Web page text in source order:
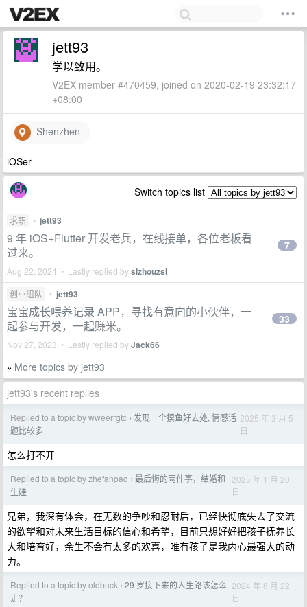
jett93
学以致用。
V2EX member #470459, joined on 2020-02-19 23:32:17
+08:00
Shenzhen
iOSer
Switch topics list
求职 • jett93
9 年 iOS+Flutter 开发老兵，在线接单，各位老板看
过来。
Aug 22, 2024 • Lastly replied byslzhouzsl
7
创业组队 • jett93
宝宝成长喂养记录 APP，寻找有意向的小伙伴，一
起参与开发，一起赚米。
Nov 27, 2023 • Lastly replied byJack66
33
» More topics by jett93
jett93's recent replies
Replied to a topic by wweerrgtc › 发现一个摸鱼好去处, 情感话
题比较多
2025 年 3 月 5
日
怎么打不开
Replied to a topic by zhefanpao › 最后悔的两件事，结婚和
生娃
2025 年 1 月 20
日
兄弟，我深有体会，在无数的争吵和忍耐后，已经快彻底失去了交流
的欲望和对未来生活目标的信心和希望，目前只想好好把孩子抚养长
大和培育好，余生不会有太多的欢喜，唯有孩子是我内心最强大的动
力。
Replied to a topic by oldbuck › 29 岁接下来的人生路该怎么
走？
2024 年 8 月 22
日